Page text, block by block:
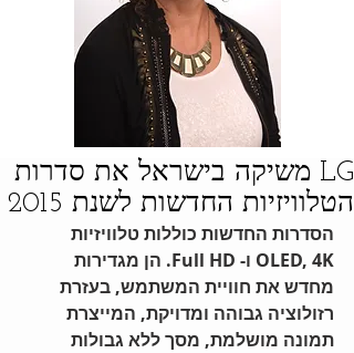
LG משיקה בישראל את סדרות
הטלוויזיות החדשות לשנת 2015
הסדרות החדשות כוללות טלוויזיות
OLED, 4K ו- Full HD. הן מגדירות
מחדש את חוויית המשתמש, בעזרת
רזולוציה גבוהה ומדויקת, המייצרת
תמונה מושלמת, מסך ללא גבולות